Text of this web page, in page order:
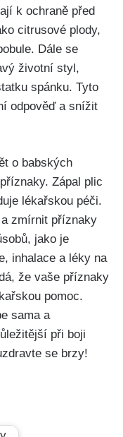
k ochraně⁣ před
citrusové plody,
Dále se
životní ​styl,
⁢spánku. ⁤Tyto
odpověď a snížit
o babských
Zápal plic
lékařskou péči.
zmírnit⁣ příznaky
jako je
inhalace a léky na
že vaše příznaky
pomoc.⁤
sama a
při boji
se brzy!